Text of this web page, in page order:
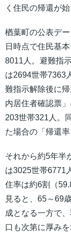
く住民の帰還が始
楢葉町の公表デ
日時点で住民基
8011人。避難指
は2694世帯7363
難指示解除後に
内居住者確認票
203世帯321人。
た場合の「帰還
それから約5年半
は3025世帯6771
住率は約6割（
見ると、65～69
成となる一方で
口も次第に厚みを